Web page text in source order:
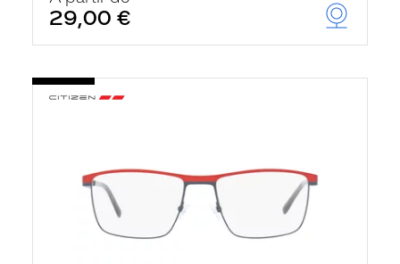
29,00 €